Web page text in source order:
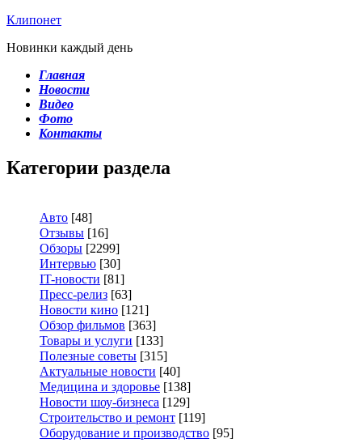
Клипонет
Новинки каждый день
Главная
Новости
Видео
Фото
Контакты
Категории раздела
Авто [48]
Отзывы [16]
Обзоры [2299]
Интервью [30]
IT-новости [81]
Пресс-релиз [63]
Новости кино [121]
Обзор фильмов [363]
Товары и услуги [133]
Полезные советы [315]
Актуальные новости [40]
Медицина и здоровье [138]
Новости шоу-бизнеса [129]
Строительство и ремонт [119]
Оборудование и производство [95]